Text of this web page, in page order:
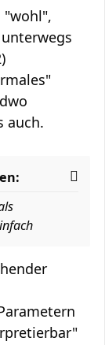
"wohl",
auch.